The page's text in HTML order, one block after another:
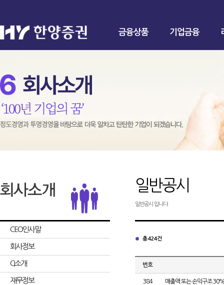
금융상품 기업금융
CEO인사말
회사정보
CI소개
재무정보
일반공시
일반공시 입니다.
총 424건
번호
384 매출액 또는 손익구조